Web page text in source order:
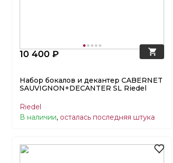
10 400 ₽
Набор бокалов и декантер CABERNET
SAUVIGNON+DECANTER SL Riedel
Riedel
В наличии, осталась последняя штука